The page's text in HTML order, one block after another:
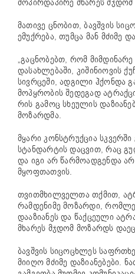
მათივე ცნობით, ბავშვის
ემუქრება, თუმცა მან მძიმე
„გაცნობებთ, რომ
დასახლებაში, კიშინიოვის
სივრცეში, ადგილი ჰქონდა
მოპყრობის შედეგად
რის გამოც სხეულის
მოზარდმა.
მყარი კონსტრუქცია
სტანდარტის დაცვით, რაც
და იგი არ წარმოადგენდა
მყოფთათვის.
თვითმხილველთა თქმით,
რამდენიმე მოზარდი,
დააზიანეს და წაქცეული
მხარეს მჯდომ მოზარდს
ბავშვის სიცოცხლეს
მიიღო მძიმე დაზიანებები.